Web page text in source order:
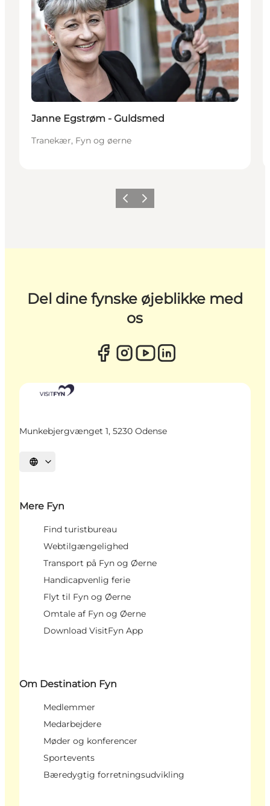
Janne Egstrøm - Guldsmed
Tranekær, Fyn og øerne
ForrigeNæste
Del dine fynske øjeblikke med
os
Munkebjergvænget 1, 5230 Odense
Vælg sprog
Mere Fyn
Find turistbureau
Webtilgængelighed
Transport på Fyn og Øerne
Handicapvenlig ferie
Flyt til Fyn og Øerne
Omtale af Fyn og Øerne
Download VisitFyn App
Om Destination Fyn
Medlemmer
Medarbejdere
Møder og konferencer
Sportevents
Bæredygtig forretningsudvikling